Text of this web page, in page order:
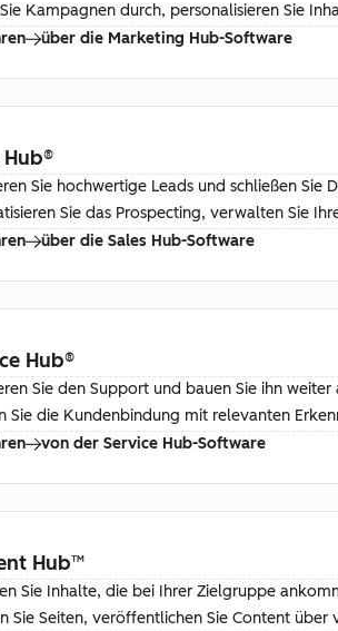
Kampagnen durch, personalisieren Sie
über die Marketing Hub-Software
Hub®
Sie hochwertige Leads und schließen Sie
Sie das Prospecting, verwalten Sie
über die Sales Hub-Software
Hub®
Sie den Support und bauen Sie ihn
Sie die Kundenbindung mit relevanten
von der Service Hub-Software
Hub™
Sie Inhalte, die bei Ihrer Zielgruppe
Sie Seiten, veröffentlichen Sie Content